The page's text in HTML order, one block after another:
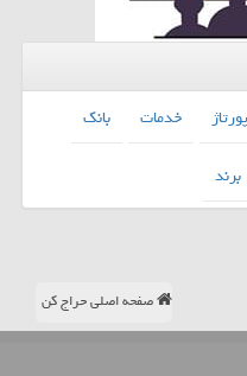
خدمات
بانك
برند
صفحه اصلی حراج کن